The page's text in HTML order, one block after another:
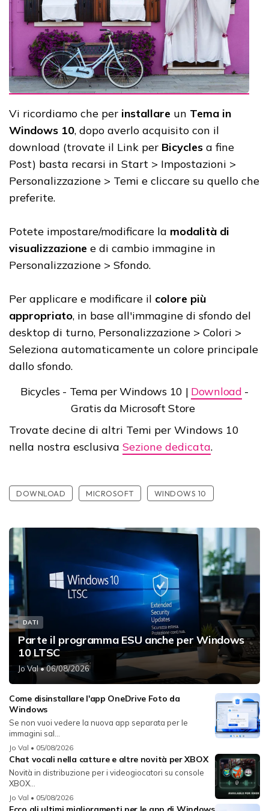
Vi ricordiamo che per installare un Tema in
Windows 10, dopo averlo acquisito con il
download (trovate il Link per Bicycles a fine
Post) basta recarsi in Start > Impostazioni >
Personalizzazione > Temi e cliccare su quello che
preferite.
Potete impostare/modificare la modalità di
visualizzazione e di cambio immagine in
Personalizzazione > Sfondo.
Per applicare e modificare il colore più
appropriato, in base all'immagine di sfondo del
desktop di turno, Personalizzazione > Colori >
Seleziona automaticamente un colore principale
dallo sfondo.
Bicycles - Tema per Windows 10 | Download -
Gratis da Microsoft Store
Trovate decine di altri Temi per Windows 10
nella nostra esclusiva Sezione dedicata.
DOWNLOAD MICROSOFT WINDOWS 10
DATI
Parte il programma ESU anche per Windows
10 LTSC
Jo Val• 06/08/2026
Come disinstallare l'app OneDrive Foto da
Windows
Se non vuoi vedere la nuova app separata per le
immagini sal...
Jo Val • 05/08/2026
Chat vocali nella catture e altre novità per XBOX
Novità in distribuzione per i videogiocatori su console
XBOX...
Jo Val • 05/08/2026